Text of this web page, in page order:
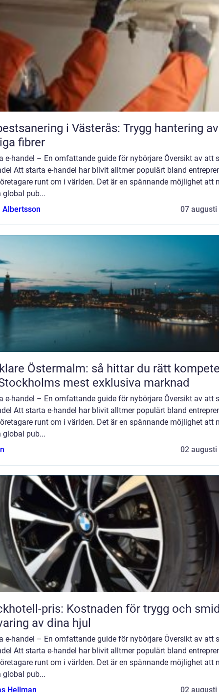
i Västerås: Trygg hantering av
fibrer
e-handel – En omfattande guide för nybörjare Översikt av att
Att starta e-handel har blivit alltmer populärt bland
runt om i världen. Det är en spännande möjlighet att
global pub...
Albertsson
07 augusti
Östermalm: så hittar du rätt
mest exklusiva marknad
e-handel – En omfattande guide för nybörjare Översikt av att
Att starta e-handel har blivit alltmer populärt bland
runt om i världen. Det är en spännande möjlighet att
global pub...
02 augusti
pris: Kostnaden för trygg och
av dina hjul
e-handel – En omfattande guide för nybörjare Översikt av att
Att starta e-handel har blivit alltmer populärt bland
runt om i världen. Det är en spännande möjlighet att
global pub...
Hellman
02 augusti